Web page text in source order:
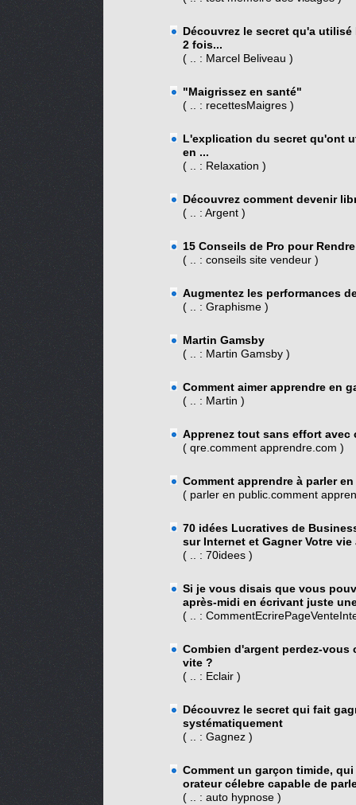
Découvrez le secret qu'a
2 fois...
( .. : Marcel Beliveau )
"Maigrissez en santé"
( .. : recettesMaigres )
L'explication du secret qu'ont
en ...
( .. : Relaxation )
Découvrez comment devenir
( .. : Argent )
15 Conseils de Pro pour
( .. : conseils site vendeur )
Augmentez les performances
( .. : Graphisme )
Martin Gamsby
( .. : Martin Gamsby )
Comment aimer apprendre en
( .. : Martin )
Apprenez tout sans effort
( qre.comment apprendre.com )
Comment apprendre à parler
( parler en public.comment
70 idées Lucratives de
sur Internet et Gagner Votre vie
( .. : 70idees )
Si je vous disais que vous
après-midi en écrivant juste
( .. :
Combien d'argent perdez-vous
vite ?
( .. : Eclair )
Découvrez le secret qui fait
systématiquement
( .. : Gagnez )
Comment un garçon timide,
orateur célebre capable de
( .. : auto hypnose )